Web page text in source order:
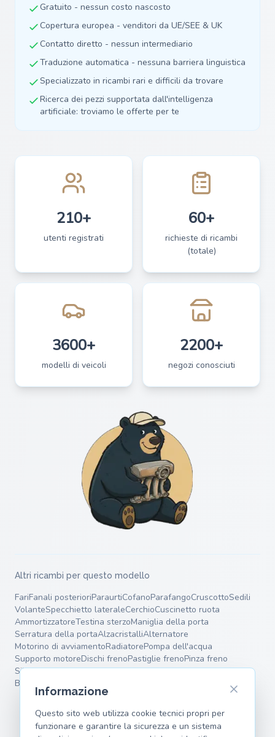
Gratuito - nessun costo nascosto
Copertura europea - venditori da UE/SEE & UK
Contatto diretto - nessun intermediario
Traduzione automatica - nessuna barriera linguistica
Specializzato in ricambi rari e difficili da trovare
Ricerca dei pezzi supportata dall'intelligenza
artificiale: troviamo le offerte per te
210+
utenti registrati
60+
richieste di ricambi
(totale)
3600+
modelli di veicoli
2200+
negozi conosciuti
Altri ricambi per questo modello
FariFanali posterioriParaurtiCofanoParafangoCruscottoSedili
VolanteSpecchietto lateraleCerchioCuscinetto ruota
AmmortizzatoreTestina sterzoManiglia della porta
Serratura della portaAlzacristalliAlternatore
Motorino di avviamentoRadiatorePompa dell'acqua
Supporto motoreDischi frenoPastiglie frenoPinza freno
Silenziatore terminaleSilenziatore intermedioMolle
Bracci oscillanti
Informazione
Questo sito web utilizza cookie tecnici propri per
funzionare e garantire la sicurezza e un sistema